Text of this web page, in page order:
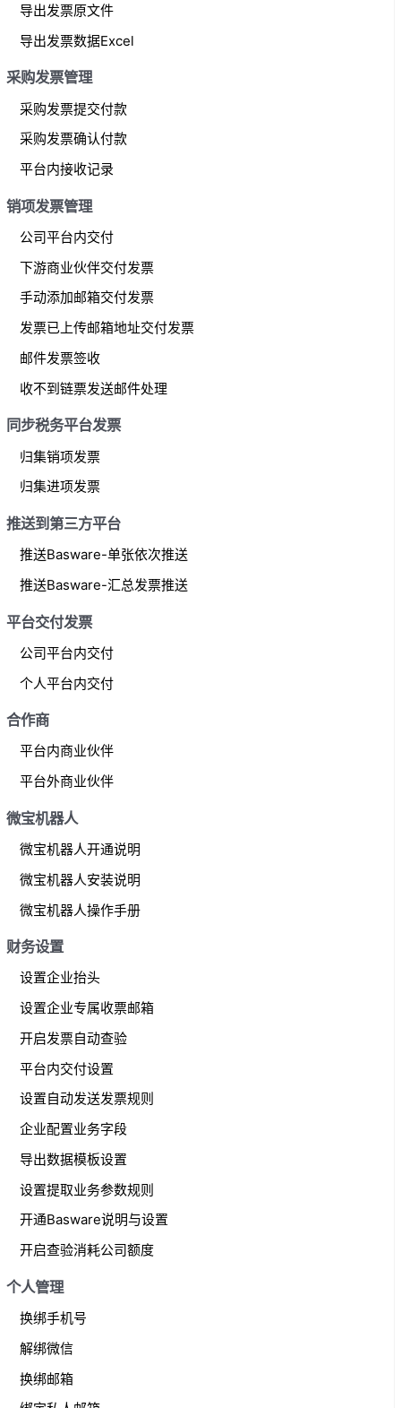
导出发票原文件
导出发票数据Excel
采购发票管理
采购发票提交付款
采购发票确认付款
平台内接收记录
销项发票管理
公司平台内交付
下游商业伙伴交付发票
手动添加邮箱交付发票
发票已上传邮箱地址交付发票
邮件发票签收
收不到链票发送邮件处理
同步税务平台发票
归集销项发票
归集进项发票
推送到第三方平台
推送Basware-单张依次推送
推送Basware-汇总发票推送
平台交付发票
公司平台内交付
个人平台内交付
合作商
平台内商业伙伴
平台外商业伙伴
微宝机器人
微宝机器人开通说明
微宝机器人安装说明
微宝机器人操作手册
财务设置
设置企业抬头
设置企业专属收票邮箱
开启发票自动查验
平台内交付设置
设置自动发送发票规则
企业配置业务字段
导出数据模板设置
设置提取业务参数规则
开通Basware说明与设置
开启查验消耗公司额度
个人管理
换绑手机号
解绑微信
换绑邮箱